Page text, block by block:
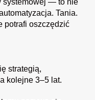
Tania.
potrafi oszczędzić
strategią,
kolejne 3–5 lat.